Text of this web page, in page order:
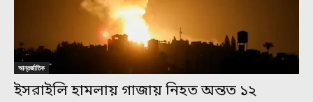
আন্তর্জাতিক
ইসরাইলি হামলায় গাজায় নিহত অন্তত ১২